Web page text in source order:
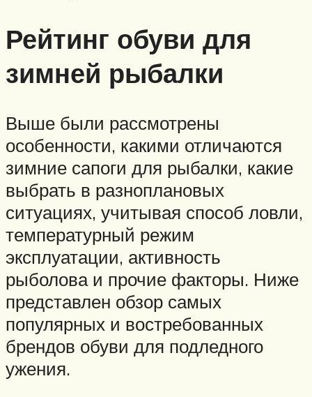
Рейтинг обуви для
зимней рыбалки
Выше были рассмотрены
особенности, какими отличаются
зимние сапоги для рыбалки, какие
выбрать в разноплановых
ситуациях, учитывая способ ловли,
температурный режим
эксплуатации, активность
рыболова и прочие факторы. Ниже
представлен обзор самых
популярных и востребованных
брендов обуви для подледного
ужения.